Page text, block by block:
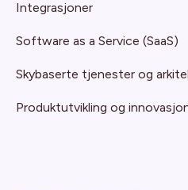
Integrasjoner
Software as a Service (SaaS)
Skybaserte tjenester og
Produktutvikling og